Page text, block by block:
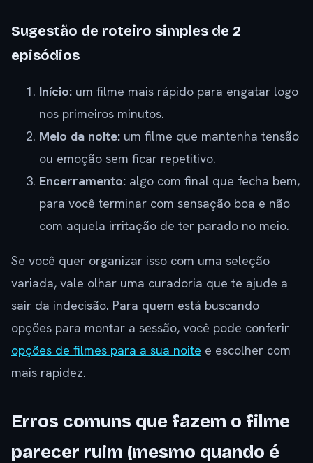
Sugestão de roteiro simples de 2
episódios
Início: um filme mais rápido para engatar logo
nos primeiros minutos.
Meio da noite: um filme que mantenha tensão
ou emoção sem ficar repetitivo.
Encerramento: algo com final que fecha bem,
para você terminar com sensação boa e não
com aquela irritação de ter parado no meio.
Se você quer organizar isso com uma seleção
variada, vale olhar uma curadoria que te ajude a
sair da indecisão. Para quem está buscando
opções para montar a sessão, você pode conferir
opções de filmes para a sua noite e escolher com
mais rapidez.
Erros comuns que fazem o filme
parecer ruim (mesmo quando é